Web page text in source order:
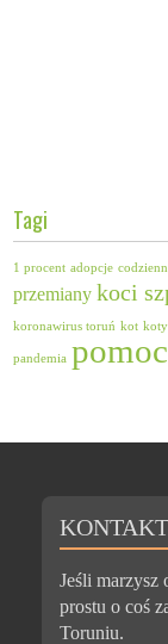
Tagi
1 procent adopcje
przemiany koci
koronawirus toruń kot koty
pandemia pomoc
KONTAKT
Jeśli marzysz
prostu o coś
Toruniu.